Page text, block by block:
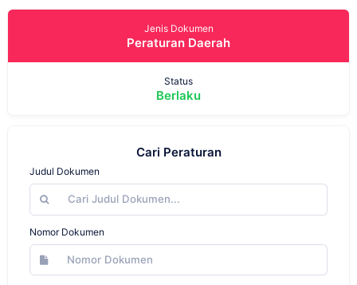
Jenis Dokumen
Peraturan Daerah
Status
Berlaku
Cari Peraturan
Judul Dokumen
Nomor Dokumen